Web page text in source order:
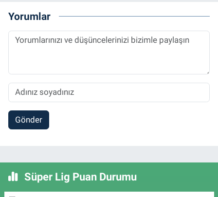
Yorumlar
Gönder
Süper Lig Puan Durumu